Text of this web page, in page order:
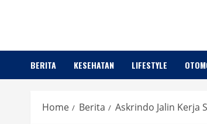
BERITA KESEHATAN LIFESTYLE
Home Berita Askrindo Jalin Kerja